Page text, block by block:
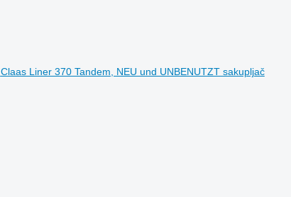
Claas Liner 370 Tandem, NEU und UNBENUTZT sakupljač